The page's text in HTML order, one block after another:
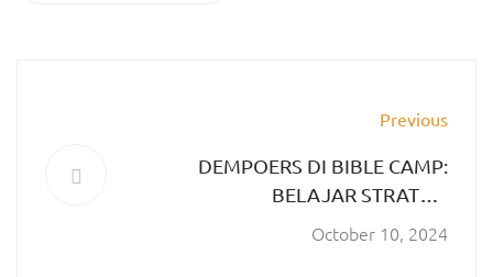
Previous
DEMPOERS DI BIBLE CAMP:
BELAJAR STRATEGI
MENGALAHKAN DUNIA
October 10, 2024